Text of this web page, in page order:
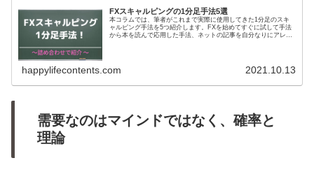
FXスキャルピングの1分足手法5選
本コラムでは、筆者がこれまで実際に使用してきた1分足のスキ
ャルピング手法を5つ紹介します。FXを始めてすぐに試して手法
から本を読んで応用した手法、ネットの記事を自分なりにアレン
happylifecontents.com 2021.10.13
需要なのはマインドではなく、確率と
理論